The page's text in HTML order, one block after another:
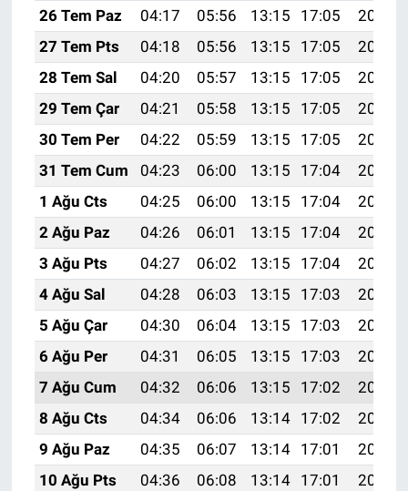
26 Tem Paz
04:17 05:56 13:15 17:05
20:25
27 Tem Pts
04:18 05:56 13:15 17:05
20:24
28 Tem Sal
04:20 05:57 13:15 17:05
20:23
29 Tem Çar
04:21 05:58 13:15 17:05
20:23
30 Tem Per
04:22 05:59 13:15 17:05
20:22
31 Tem Cum
04:23 06:00 13:15 17:04
20:21
1 Ağu Cts
04:25 06:00 13:15 17:04
20:20
2 Ağu Paz
04:26 06:01 13:15 17:04
20:19
3 Ağu Pts
04:27 06:02 13:15 17:04
20:18
4 Ağu Sal
04:28 06:03 13:15 17:03
20:17
5 Ağu Çar
04:30 06:04 13:15 17:03
20:16
6 Ağu Per
04:31 06:05 13:15 17:03
20:15
7 Ağu Cum
04:32 06:06 13:15 17:02
20:14
8 Ağu Cts
04:34 06:06 13:14 17:02
20:13
9 Ağu Paz
04:35 06:07 13:14 17:01
20:12
10 Ağu Pts
04:36 06:08 13:14 17:01
20:10